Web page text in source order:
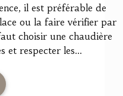
il est préférable de
ou la faire vérifier par
choisir une chaudière
et respecter les...